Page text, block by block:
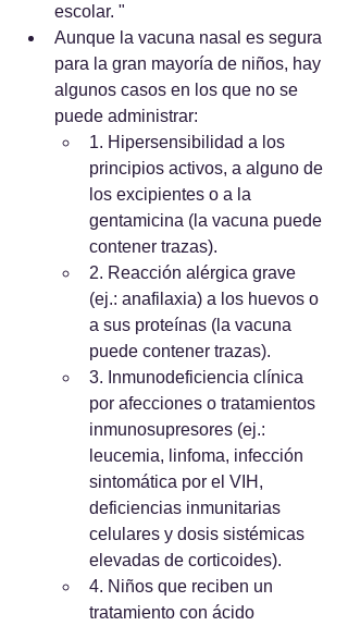
escolar. "
Aunque la vacuna nasal es segura
para la gran mayoría de niños, hay
algunos casos en los que no se
puede administrar:
1. Hipersensibilidad a los
principios activos, a alguno de
los excipientes o a la
gentamicina (la vacuna puede
contener trazas).
2. Reacción alérgica grave
(ej.: anafilaxia) a los huevos o
a sus proteínas (la vacuna
puede contener trazas).
3. Inmunodeficiencia clínica
por afecciones o tratamientos
inmunosupresores (ej.:
leucemia, linfoma, infección
sintomática por el VIH,
deficiencias inmunitarias
celulares y dosis sistémicas
elevadas de corticoides).
4. Niños que reciben un
tratamiento con ácido